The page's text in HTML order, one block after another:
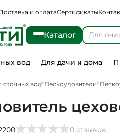
и оплатаСертификаты
Каталог
вод Для дачи и дома
сточных вод Пескоуловители
0 отзывов